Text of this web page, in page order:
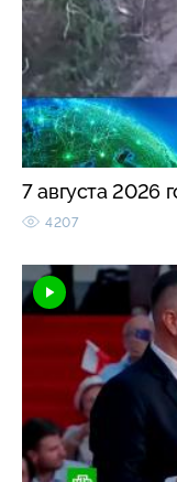
7 августа 2026
4207